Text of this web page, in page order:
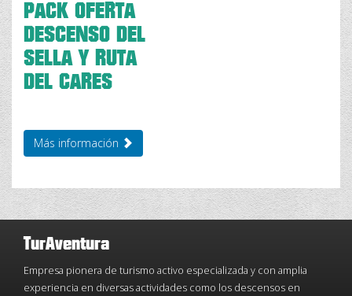
PACK OFERTA
DESCENSO DEL
SELLA Y RUTA
DEL CARES
Más información
TurAventura
Empresa pionera de turismo activo especializada y con amplia
experiencia en diversas actividades como los descensos en